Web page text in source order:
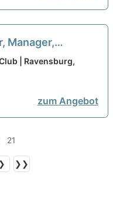
Manager,
als
in Ravensburg
| Ravensburg,
zum Angebot
21
❯ ❯❯